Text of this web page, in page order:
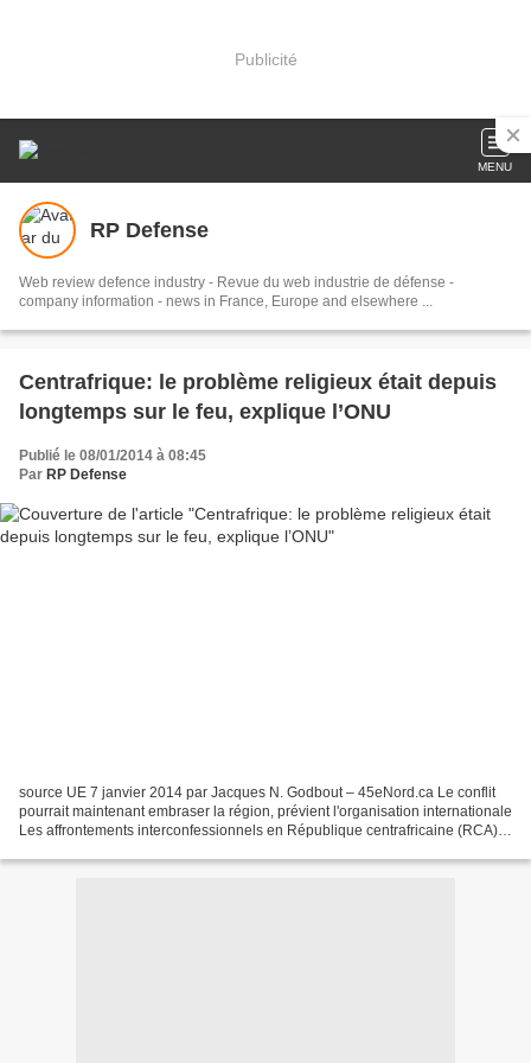
Publicité
MENU
RP Defense
Web review defence industry - Revue du web industrie de défense -
company information - news in France, Europe and elsewhere ...
Centrafrique: le problème religieux était depuis
longtemps sur le feu, explique l’ONU
Publié le 08/01/2014 à 08:45
Par RP Defense
source UE 7 janvier 2014 par Jacques N. Godbout – 45eNord.ca Le conflit
pourrait maintenant embraser la région, prévient l'organisation internationale
Les affrontements interconfessionnels en République centrafricaine (RCA)